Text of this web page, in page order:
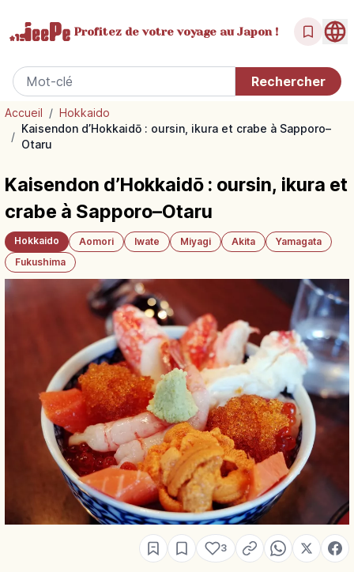
Profitez de votrevoyage au Japon !
Accueil / Hokkaido
/
Kaisendon d’Hokkaidō : oursin, ikura et crabe à Sapporo–
Otaru
Kaisendon d’Hokkaidō : oursin, ikura et
crabe à Sapporo–Otaru
Hokkaido Aomori Iwate Miyagi Akita
Yamagata
Fukushima
3